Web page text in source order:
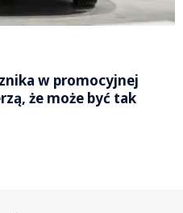
w promocyjnej
że może być tak